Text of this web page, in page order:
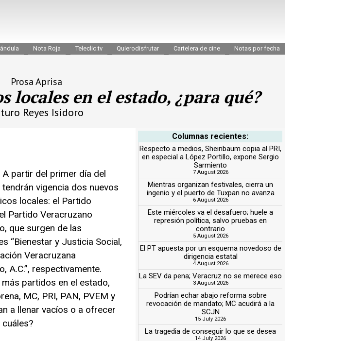
Nota Roja Teleclic.tv Quierodisfrutar Cartelera de cine Notas por fecha
Prosa Aprisa
locales en el estado, ¿para qué?
Reyes Isidoro
A partir del primer día del
vigencia dos nuevos
locales: el Partido
Partido Veracruzano
que surgen de las
“Bienestar y Justicia Social,
Veracruzana
A.C.”, respectivamente.
partidos en el estado,
MC, PRI, PAN, PVEM y
a llenar vacíos o a ofrecer
Columnas recientes:
Respecto a medios, Sheinbaum copia al PRI,
en especial a López Portillo, expone Sergio
Sarmiento
7 August 2026
Mientras organizan festivales, cierra un
ingenio y el puerto de Tuxpan no avanza
6 August 2026
Este miércoles va el desafuero; huele a
represión política, salvo pruebas en
contrario
5 August 2026
El PT apuesta por un esquema novedoso de
dirigencia estatal
4 August 2026
La SEV da pena; Veracruz no se merece eso
3 August 2026
Podrían echar abajo reforma sobre
revocación de mandato; MC acudirá a la
SCJN
15 July 2026
La tragedia de conseguir lo que se desea
14 July 2026